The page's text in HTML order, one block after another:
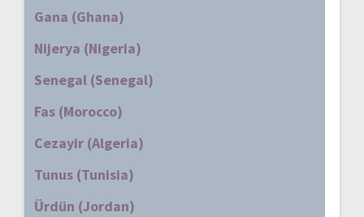
Gana (Ghana)
Nijerya (Nigeria)
Senegal (Senegal)
Fas (Morocco)
Cezayir (Algeria)
Tunus (Tunisia)
Ürdün (Jordan)